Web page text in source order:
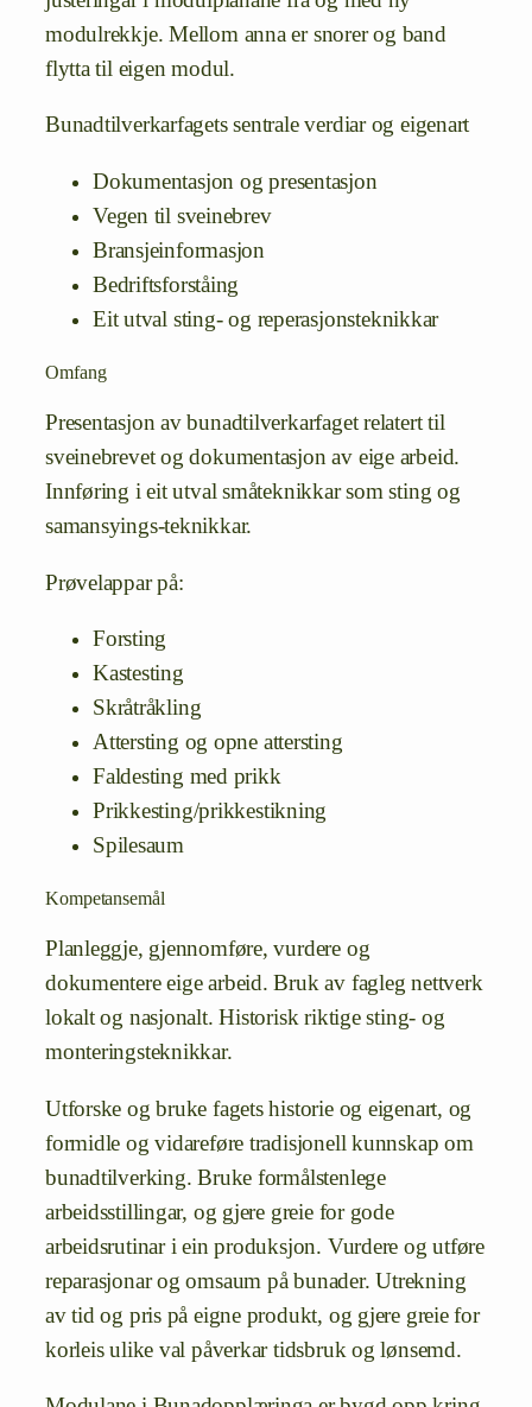
modulrekkje. Mellom anna er snorer og band
flytta til eigen modul.
Bunadtilverkarfagets sentrale verdiar og eigenart
Dokumentasjon og presentasjon
Vegen til sveinebrev
Bransjeinformasjon
Bedriftsforståing
Eit utval sting- og reperasjonsteknikkar
Omfang
Presentasjon av bunadtilverkarfaget relatert til
sveinebrevet og dokumentasjon av eige arbeid.
Innføring i eit utval småteknikkar som sting og
samansyings-teknikkar.
Prøvelappar på:
Forsting
Kastesting
Skråtråkling
Attersting og opne attersting
Faldesting med prikk
Prikkesting/prikkestikning
Spilesaum
Kompetansemål
Planleggje, gjennomføre, vurdere og
dokumentere eige arbeid. Bruk av fagleg nettverk
lokalt og nasjonalt. Historisk riktige sting- og
monteringsteknikkar.
Utforske og bruke fagets historie og eigenart, og
formidle og vidareføre tradisjonell kunnskap om
bunadtilverking. Bruke formålstenlege
arbeidsstillingar, og gjere greie for gode
arbeidsrutinar i ein produksjon. Vurdere og utføre
reparasjonar og omsaum på bunader. Utrekning
av tid og pris på eigne produkt, og gjere greie for
korleis ulike val påverkar tidsbruk og lønsemd.